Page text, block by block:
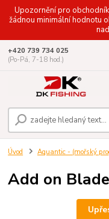
Upozornění pro
žádnou minimální hodnotu
+420 739 734 025
(Po-Pá, 7-18 hod.)
Úvod Aquantic - (mořský
Add on